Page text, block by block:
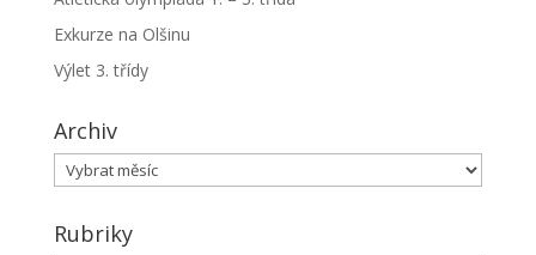
Exkurze na Olšinu
Výlet 3. třídy
Archiv
Archiv
Rubriky